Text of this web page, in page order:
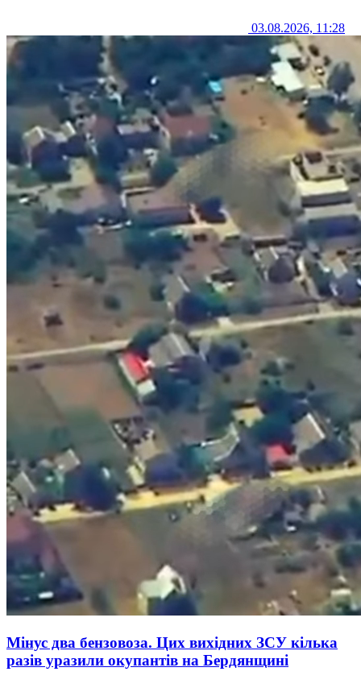
03.08.2026, 11:28
Мінус два бензовоза. Цих вихідних ЗСУ кілька
разів уразили окупантів на Бердянщині